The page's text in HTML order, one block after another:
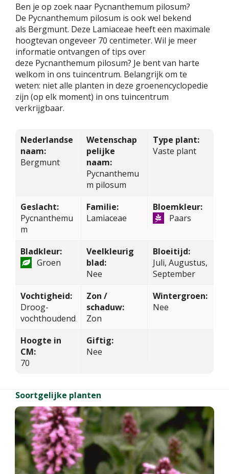
Ben je op zoek naar Pycnanthemum pilosum?
De Pycnanthemum pilosum is ook wel bekend
als Bergmunt. Deze Lamiaceae heeft een maximale
hoogtevan ongeveer 70 centimeter. Wil je meer
informatie ontvangen of tips over
deze Pycnanthemum pilosum? Je bent van harte
welkom in ons tuincentrum. Belangrijk om te
weten: niet alle planten in deze groenencyclopedie
zijn (op elk moment) in ons tuincentrum
verkrijgbaar.
Nederlandse
naam:
Bergmunt
Wetenschap
pelijke
naam:
Pycnanthemu
m pilosum
Type plant:
Vaste plant
Geslacht:
Pycnanthemu
m
Familie:
Lamiaceae
Bloemkleur:
Paars
Bladkleur:
Groen
Veelkleurig
blad:
Nee
Bloeitijd:
Juli, Augustus,
September
Vochtigheid:
Droog-
vochthoudend
Zon /
schaduw:
Zon
Wintergroen:
Nee
Hoogte in
CM:
70
Giftig:
Nee
Soortgelijke planten